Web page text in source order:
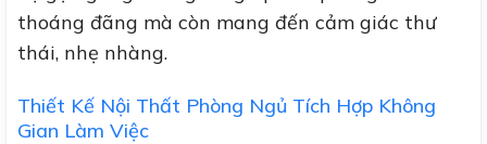
thoáng đãng mà còn mang đến cảm giác thư
thái, nhẹ nhàng.
Thiết Kế Nội Thất Phòng Ngủ Tích Hợp Không
Gian Làm Việc